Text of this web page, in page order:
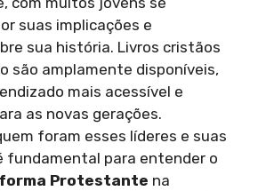
suas implicações e
sua história. Livros cristãos
são amplamente disponíveis,
mais acessível e
as novas gerações.
foram esses líderes e suas
fundamental para entender o
Protestante na